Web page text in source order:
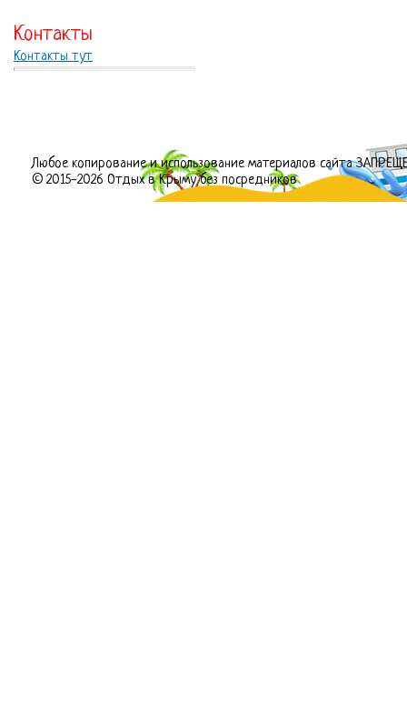
Контакты
Контакты тут
Любое копирование и использование материалов сайта
© 2015-2026 Отдых в Крыму без посредников